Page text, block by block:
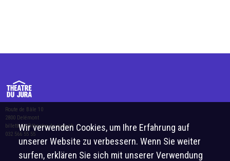
Route de Bâle 10
2800 Delémont
billetterie@theatre-du-jura.ch
032 566 55 55
Wir verwenden Cookies, um Ihre Erfahrung auf
unserer Website zu verbessern. Wenn Sie weiter
surfen, erklären Sie sich mit unserer Verwendung